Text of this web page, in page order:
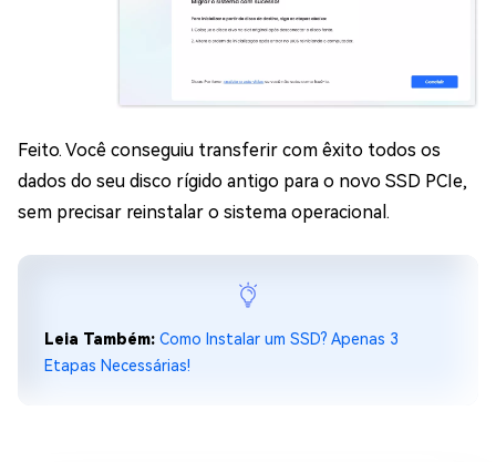
Feito. Você conseguiu transferir com êxito todos os
dados do seu disco rígido antigo para o novo SSD PCIe,
sem precisar reinstalar o sistema operacional.
Leia Também: Como Instalar um SSD? Apenas 3
Etapas Necessárias!